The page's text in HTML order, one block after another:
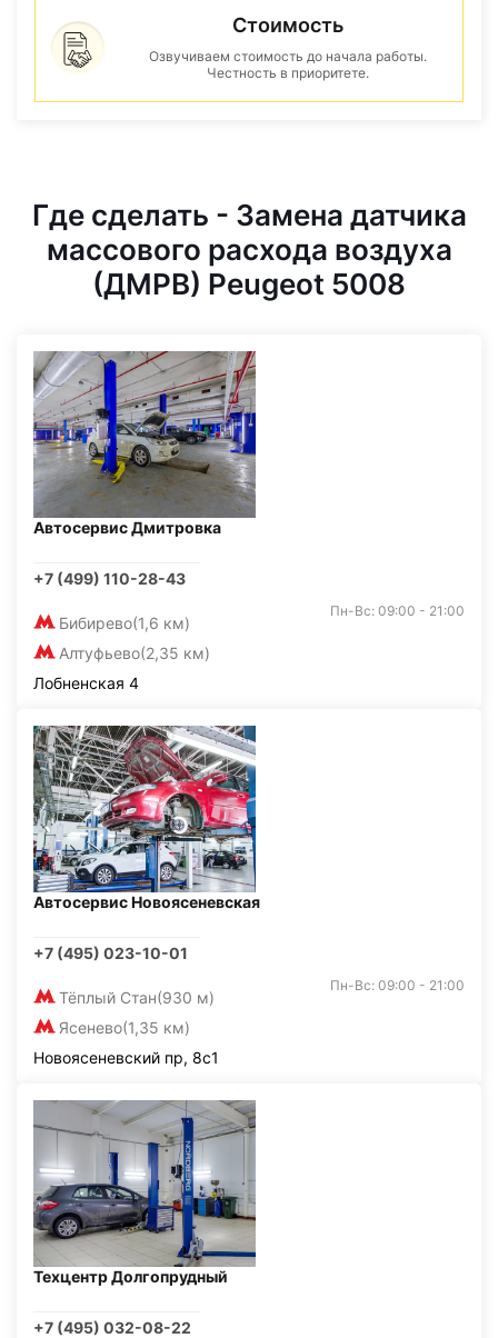
Стоимость
Озвучиваем стоимость до начала работы.
Честность в приоритете.
Где сделать - Замена датчика
массового расхода воздуха
(ДМРВ) Peugeot 5008
Автосервис Дмитровка
+7 (499) 110-28-43
Бибирево(1,6 км)
Алтуфьево(2,35 км)
Пн-Вс: 09:00 - 21:00
Лобненская 4
Автосервис Новоясеневская
+7 (495) 023-10-01
Тёплый Стан(930 м)
Ясенево(1,35 км)
Пн-Вс: 09:00 - 21:00
Новоясеневский пр, 8с1
Техцентр Долгопрудный
+7 (495) 032-08-22